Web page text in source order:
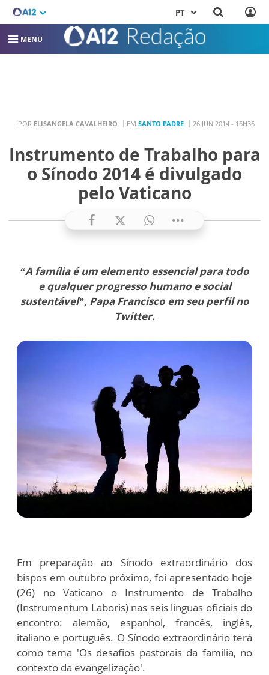
PT
MENU
POR ELISANGELA CAVALHEIRO EM SANTO PADRE 26 JUN 2014 - 16H36
Instrumento de Trabalho para
o Sínodo 2014 é divulgado
pelo Vaticano
“A família é um elemento essencial para todo
e qualquer progresso humano e social
sustentável”, Papa Francisco em seu perfil no
Twitter.
Em preparação ao Sínodo extraordinário dos
bispos em outubro próximo, foi apresentado hoje
(26) no Vaticano o Instrumento de Trabalho
(Instrumentum Laboris) nas seis línguas oficiais do
encontro: alemão, espanhol, francês, inglês,
italiano e português. O Sínodo extraordinário terá
como tema 'Os desafios pastorais da família, no
contexto da evangelização'.